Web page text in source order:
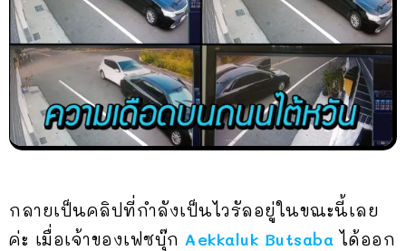
กลายเป็นคลิปที่กำลังเป็นไวรัลอยู่ในขณะนี้เลย
ค่ะ เมื่อเจ้าของเฟซบุ๊ก Aekkaluk Butsaba ได้ออก